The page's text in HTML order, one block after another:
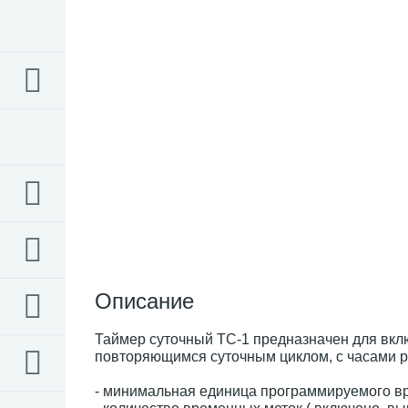
Описание
Таймер суточный ТС-1 предназначен для
повторяющимся суточным циклом, с часами
- минимальная единица программируемого